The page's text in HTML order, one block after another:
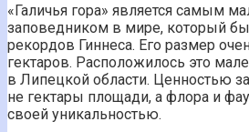
«Галичья гора» является самым
заповедником в мире, который
рекордов Гиннеса. Его размер
гектаров. Расположилось это
в Липецкой области. Ценностью
не гектары площади, а флора и
своей уникальностью.